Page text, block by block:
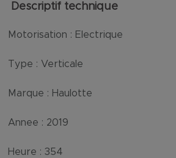
Descriptif technique
Motorisation : Electrique
Type : Verticale
Marque : Haulotte
Annee : 2019
Heure : 354